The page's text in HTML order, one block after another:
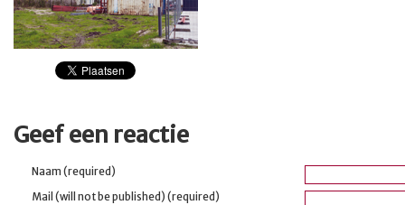
Geef een reactie
Naam (required)
Mail (will not be published) (required)